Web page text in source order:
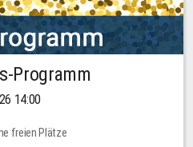
Programm
14:00
freien Plätze